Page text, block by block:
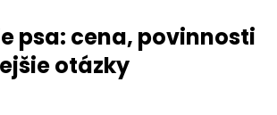
psa: cena, povinnosti
otázky